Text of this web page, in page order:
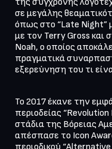
σε μεγάλης
όπως στο “Late Night”
με τον Terry Gross και
Noah, ο οποίος
πραγματικά
εξερεύνηση του τι
Το 2017 έκανε την
περιοδείας
στάδια της Βόρειας
απέσπασε το Icon